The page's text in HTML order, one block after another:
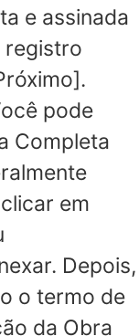
e assinada
registro
pode
Completa
em
Depois,
o termo de
da Obra